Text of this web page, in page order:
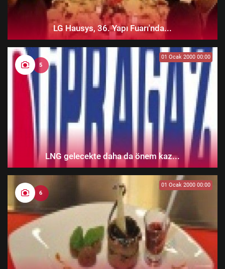
LG Hausys, 36. Yapı Fuarı'nda...
5
01 Ocak 2000 00:00
LNG gelecekte daha da önem kaz...
6
01 Ocak 2000 00:00